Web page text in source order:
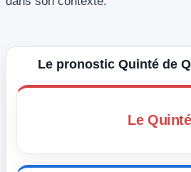
Le pronostic Quinté de
Le Quinté